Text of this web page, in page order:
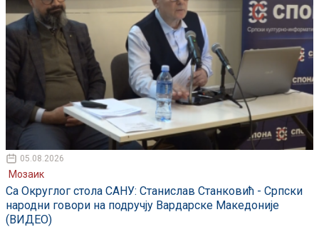
05.08.2026
Мозаик
Са Округлог стола САНУ: Станислав Станковић - Српски
народни говори на подручју Вардарске Македоније
(ВИДЕО)